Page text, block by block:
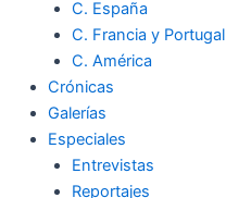
C. España
C. Francia y Portugal
C. América
Crónicas
Galerías
Especiales
Entrevistas
Reportajes